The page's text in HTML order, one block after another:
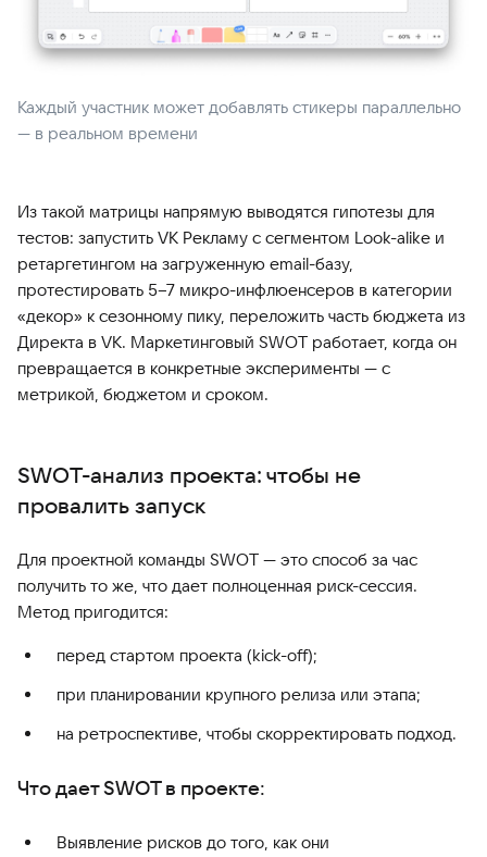
Каждый участник может добавлять стикеры параллельно
— в реальном времени
Из такой матрицы напрямую выводятся гипотезы для
тестов: запустить VK Рекламу с сегментом Look-alike и
ретаргетингом на загруженную email-базу,
протестировать 5–7 микро-инфлюенсеров в категории
«декор» к сезонному пику, переложить часть бюджета из
Директа в VK. Маркетинговый SWOT работает, когда он
превращается в конкретные эксперименты — с
метрикой, бюджетом и сроком.
SWOT-анализ проекта: чтобы не
провалить запуск
Для проектной команды SWOT — это способ за час
получить то же, что дает полноценная риск-сессия.
Метод пригодится:
перед стартом проекта (kick-off);
при планировании крупного релиза или этапа;
на ретроспективе, чтобы скорректировать подход.
Что дает SWOT в проекте:
Выявление рисков до того, как они